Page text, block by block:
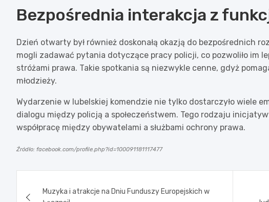
Bezpośrednia interakcja z
Dzień otwarty był również doskonałą okazją do bezpośrednich
mogli zadawać pytania dotyczące pracy policji, co pozwoliło im
stróżami prawa. Takie spotkania są niezwykle cenne, gdyż
młodzieży.
Wydarzenie w lubelskiej komendzie nie tylko dostarczyło wiele
dialogu między policją a społeczeństwem. Tego rodzaju
współpracę między obywatelami a służbami ochrony prawa.
Źródło: facebook.com/profile.php?id=100091181117477
Muzyka i atrakcje na Dniu Funduszy Europejskich w